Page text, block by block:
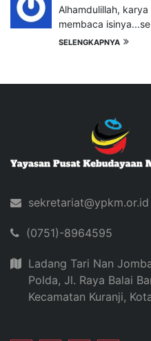
Alhamdulillah,
membaca
SELENGKAPNYA
sekretariat@ypkm.or.id
(0751)-8964595
Ladang Tari Nan
Polda, Jl. Raya Balai
Kecamatan Kuranji,